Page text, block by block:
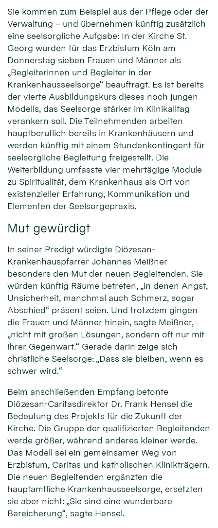
Sie kommen zum Beispiel aus der Pflege oder der
Verwaltung – und übernehmen künftig zusätzlich
eine seelsorgliche Aufgabe: In der Kirche St.
Georg wurden für das Erzbistum Köln am
Donnerstag sieben Frauen und Männer als
„Begleiterinnen und Begleiter in der
Krankenhausseelsorge“ beauftragt. Es ist bereits
der vierte Ausbildungskurs dieses noch jungen
Modells, das Seelsorge stärker im Klinikalltag
verankern soll. Die Teilnehmenden arbeiten
hauptberuflich bereits in Krankenhäusern und
werden künftig mit einem Stundenkontingent für
seelsorgliche Begleitung freigestellt. Die
Weiterbildung umfasste vier mehrtägige Module
zu Spiritualität, dem Krankenhaus als Ort von
existenzieller Erfahrung, Kommunikation und
Elementen der Seelsorgepraxis.
Mut gewürdigt
In seiner Predigt würdigte Diözesan-
Krankenhauspfarrer Johannes Meißner
besonders den Mut der neuen Begleitenden. Sie
würden künftig Räume betreten, „in denen Angst,
Unsicherheit, manchmal auch Schmerz, sogar
Abschied“ präsent seien. Und trotzdem gingen
die Frauen und Männer hinein, sagte Meißner,
„nicht mit großen Lösungen, sondern oft nur mit
ihrer Gegenwart.“ Gerade darin zeige sich
christliche Seelsorge: „Dass sie bleiben, wenn es
schwer wird.“
Beim anschließenden Empfang betonte
Diözesan-Caritasdirektor Dr. Frank Hensel die
Bedeutung des Projekts für die Zukunft der
Kirche. Die Gruppe der qualifizierten Begleitenden
werde größer, während anderes kleiner werde.
Das Modell sei ein gemeinsamer Weg von
Erzbistum, Caritas und katholischen Klinikträgern.
Die neuen Begleitenden ergänzten die
hauptamtliche Krankenhausseelsorge, ersetzten
sie aber nicht: „Sie sind eine wunderbare
Bereicherung“, sagte Hensel.